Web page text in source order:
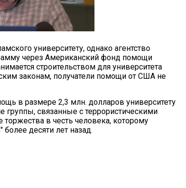
университету, однако агентство
через Американский фонд помощи
строительством для университета
законам, получатели помощи от США не
в размере 2,3 млн. долларов университету
группы, связанные с террористическими
в честь человека, которому
десяти лет назад.